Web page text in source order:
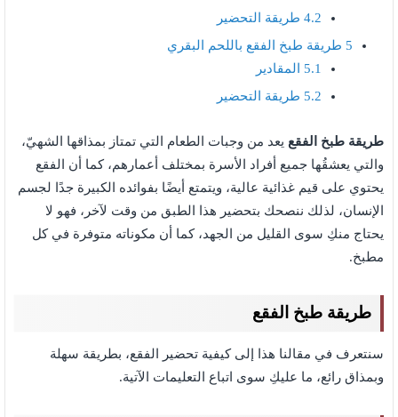
4.2 طريقة التحضير
5 طريقة طبخ الفقع باللحم البقري
5.1 المقادير
5.2 طريقة التحضير
طريقة طبخ الفقع يعد من وجبات الطعام التي تمتاز بمذاقها الشهيّ،
والتي يعشقُها جميع أفراد الأسرة بمختلف أعمارهم، كما أن الفقع
يحتوي على قيم غذائية عالية، ويتمتع أيضًا بفوائده الكبيرة جدًا لجسم
الإنسان، لذلك ننصحك بتحضير هذا الطبق من وقت لآخر، فهو لا
يحتاج منكِ سوى القليل من الجهد، كما أن مكوناته متوفرة في كل
مطبخ.
طريقة طبخ الفقع
سنتعرف في مقالنا هذا إلى كيفية تحضير الفقع، بطريقة سهلة
وبمذاق رائع، ما عليكِ سوى اتباع التعليمات الآتية.